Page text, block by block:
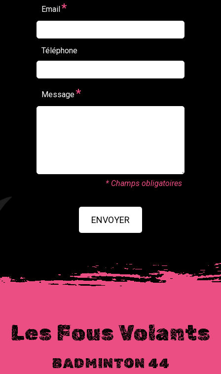
Email*
Téléphone
Message*
* Champs obligatoires
ENVOYER
Les Fous Volants
BADMINTON 44